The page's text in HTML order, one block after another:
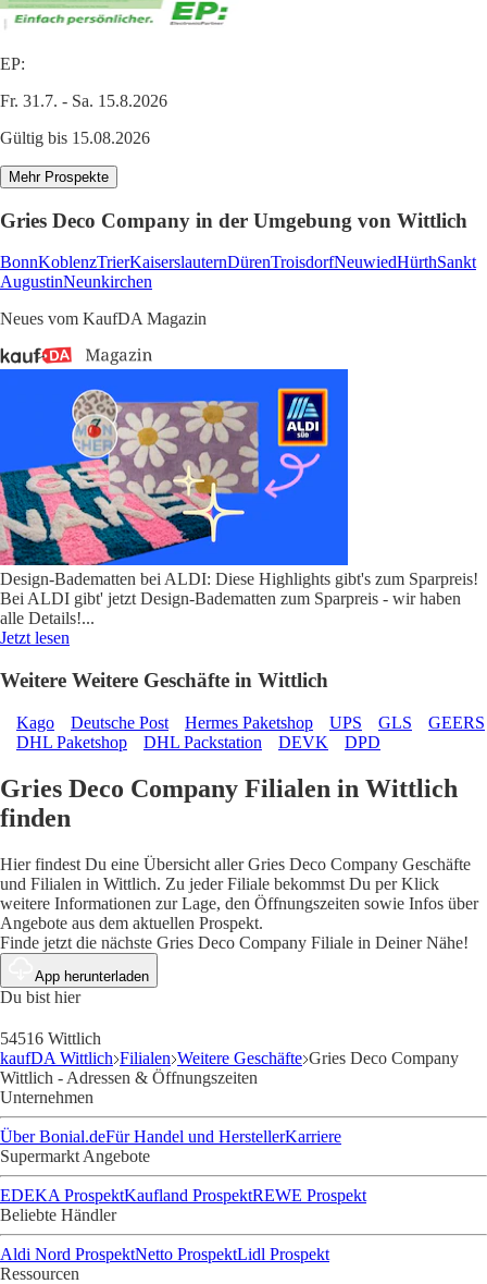
EP:
Fr. 31.7. - Sa. 15.8.2026
Gültig bis 15.08.2026
Mehr Prospekte
Gries Deco Company in der Umgebung von Wittlich
BonnKoblenzTrierKaiserslauternDürenTroisdorfNeuwiedHürthSankt
AugustinNeunkirchen
Neues vom KaufDA Magazin
Design-Badematten bei ALDI: Diese Highlights gibt's zum Sparpreis!
Bei ALDI gibt' jetzt Design-Badematten zum Sparpreis - wir haben
alle Details!...
Jetzt lesen
Weitere Weitere Geschäfte in Wittlich
Kago Deutsche Post Hermes Paketshop UPS GLS
GEERS
DHL Paketshop
DHL Packstation DEVK DPD
Gries Deco Company Filialen in Wittlich
finden
Hier findest Du eine Übersicht aller Gries Deco Company Geschäfte
und Filialen in Wittlich. Zu jeder Filiale bekommst Du per Klick
weitere Informationen zur Lage, den Öffnungszeiten sowie Infos über
Angebote aus dem aktuellen Prospekt.
Finde jetzt die nächste Gries Deco Company Filiale in Deiner Nähe!
App herunterladen
Du bist hier
54516 Wittlich
kaufDA Wittlich Filialen Weitere Geschäfte Gries Deco Company
Wittlich - Adressen & Öffnungszeiten
Unternehmen
Über Bonial.deFür Handel und HerstellerKarriere
Supermarkt Angebote
EDEKA ProspektKaufland ProspektREWE Prospekt
Beliebte Händler
Aldi Nord ProspektNetto ProspektLidl Prospekt
Ressourcen